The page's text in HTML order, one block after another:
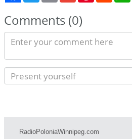
Comments (0)
RadioPoloniaWinnipeg.com